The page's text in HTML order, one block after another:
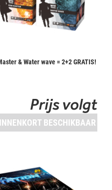
& Water wave = 2+2 GRATIS!
Prijs volgt
BESCHIKBAAR